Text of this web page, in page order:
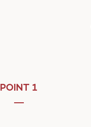
POINT 1